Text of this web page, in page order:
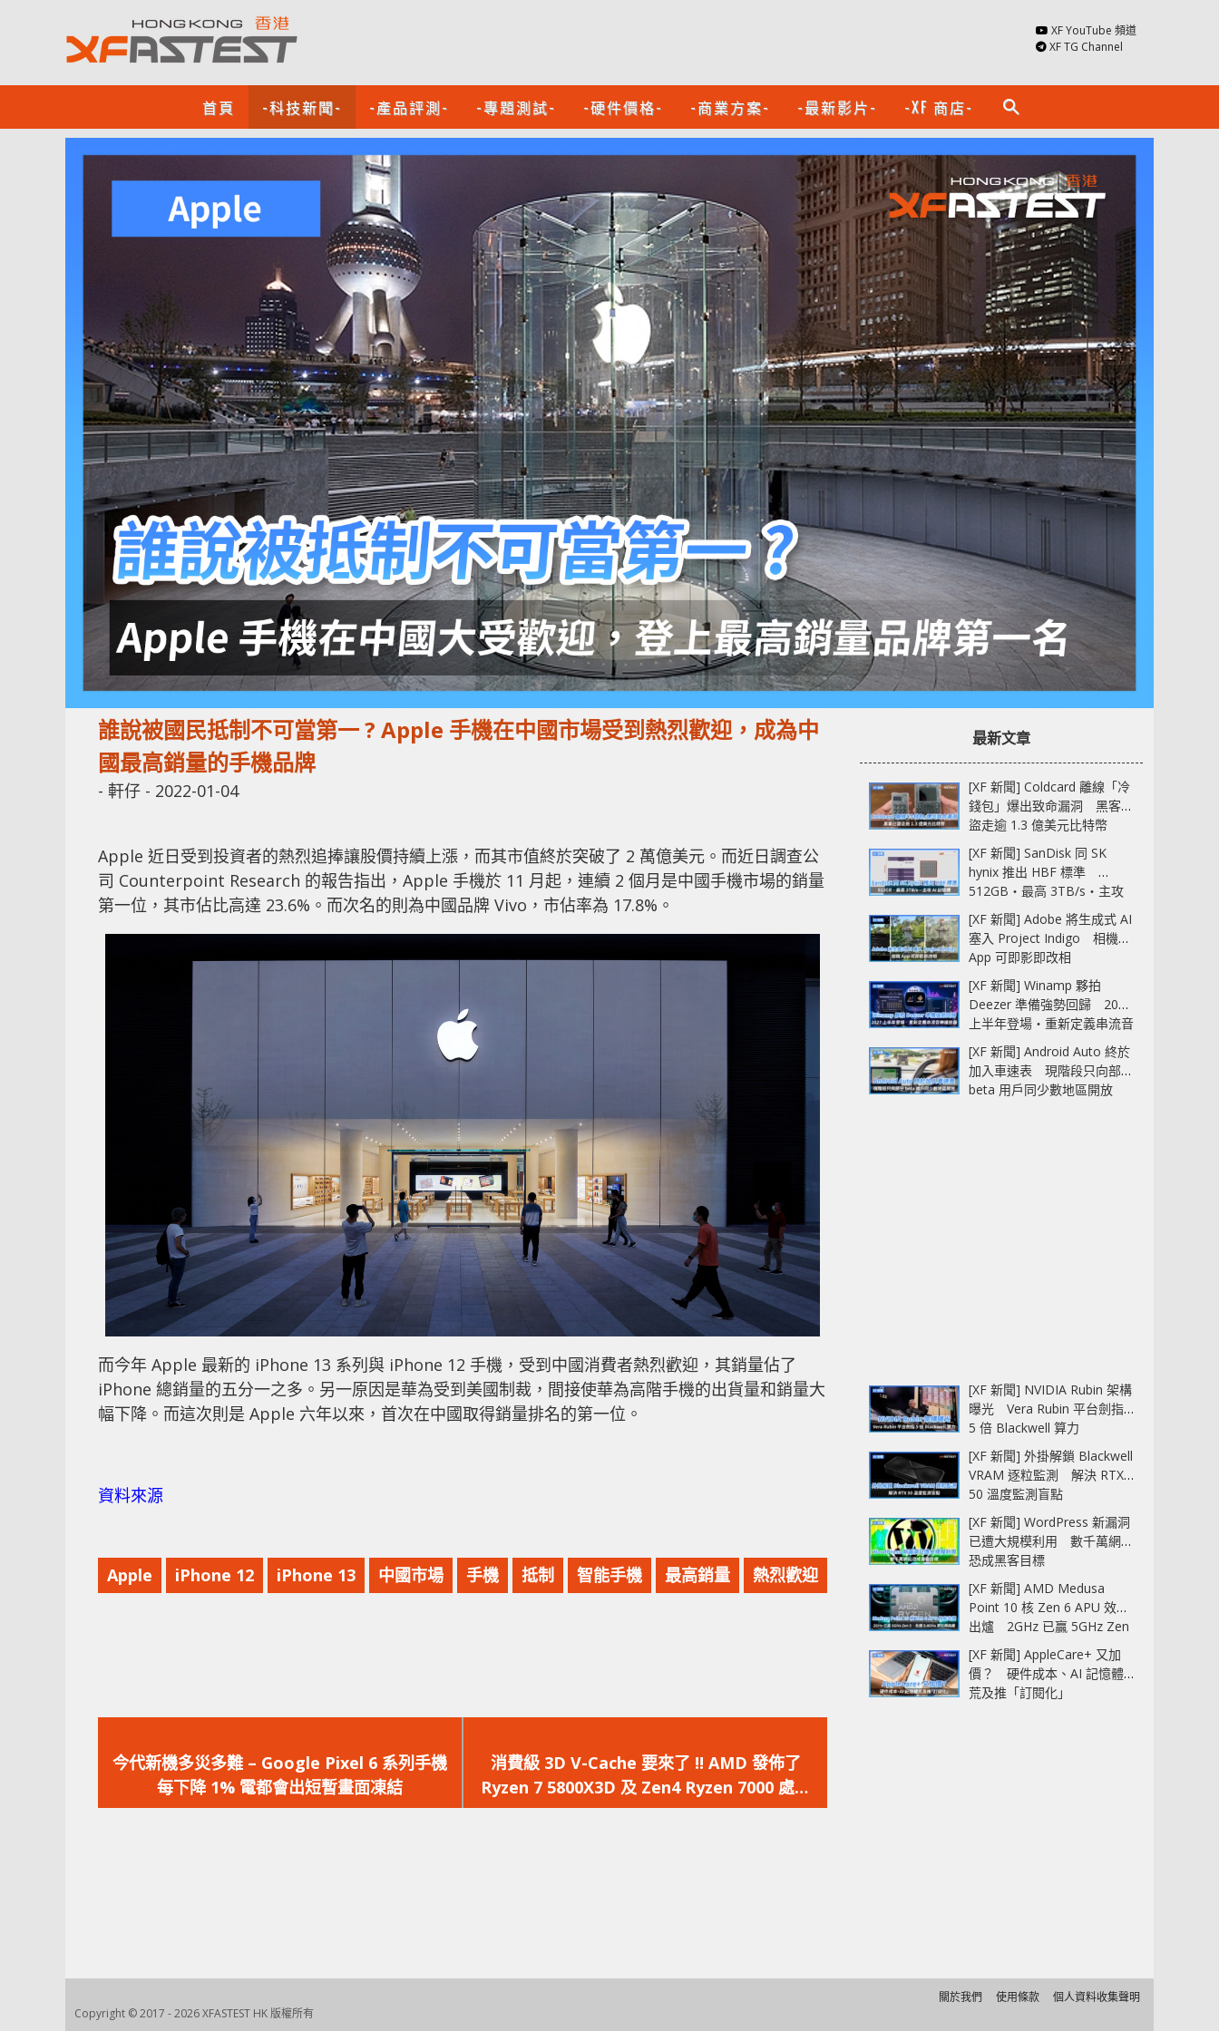
XF YouTube 頻道
XF TG Channel
首頁 -科技新聞- -產品評測- -專題測試- -硬件價格- -商業方案- -最新影片- -XF 商店- search
誰說被國民抵制不可當第一 ? Apple 手機在中國市場受到熱烈歡迎，成為中
國最高銷量的手機品牌
- 軒仔 - 2022-01-04
Apple 近日受到投資者的熱烈追捧讓股價持續上漲，而其市值終於突破了 2 萬億美元。而近日調查公
司 Counterpoint Research 的報告指出，Apple 手機於 11 月起，連續 2 個月是中國手機市場的銷量
第一位，其市佔比高達 23.6%。而次名的則為中國品牌 Vivo，市佔率為 17.8%。
而今年 Apple 最新的 iPhone 13 系列與 iPhone 12 手機，受到中國消費者熱烈歡迎，其銷量佔了
iPhone 總銷量的五分一之多。另一原因是華為受到美國制裁，間接使華為高階手機的出貨量和銷量大
幅下降。而這次則是 Apple 六年以來，首次在中國取得銷量排名的第一位。
資料來源
Apple iPhone 12 iPhone 13 中國市場 手機 抵制 智能手機 最高銷量 熱烈歡迎
一
篇
文
今代新機多災多難 – Google Pixel 6 系列手機
每下降 1% 電都會出短暫畫面凍結
一
篇
文
消費級 3D V-Cache 要來了 !! AMD 發佈了
Ryzen 7 5800X3D 及 Zen4 Ryzen 7000 處理
器曝光
最新文章
[XF 新聞] Coldcard 離線「冷
錢包」爆出致命漏洞 黑客已
盜走逾 1.3 億美元比特幣
[XF 新聞] SanDisk 同 SK
hynix 推出 HBF 標準
512GB‧最高 3TB/s‧主攻
AI 記憶體
[XF 新聞] Adobe 將生成式 AI
塞入 Project Indigo 相機
App 可即影即改相
[XF 新聞] Winamp 夥拍
Deezer 準備強勢回歸 2027
上半年登場‧重新定義串流音
樂播放器
[XF 新聞] Android Auto 終於
加入車速表 現階段只向部分
beta 用戶同少數地區開放
[XF 新聞] NVIDIA Rubin 架構
曝光 Vera Rubin 平台劍指
5 倍 Blackwell 算力
[XF 新聞] 外掛解鎖 Blackwell
VRAM 逐粒監測 解決 RTX
50 溫度監測盲點
[XF 新聞] WordPress 新漏洞
已遭大規模利用 數千萬網站
恐成黑客目標
[XF 新聞] AMD Medusa
Point 10 核 Zen 6 APU 效能
出爐 2GHz 已贏 5GHz Zen
5‧全速 5.4GHz 更拉開距離
[XF 新聞] AppleCare+ 又加
價？ 硬件成本、AI 記憶體
荒及推「訂閱化」
Copyright © 2017 - 2026 XFASTEST HK 版權所有
關於我們 使用條款 個人資料收集聲明